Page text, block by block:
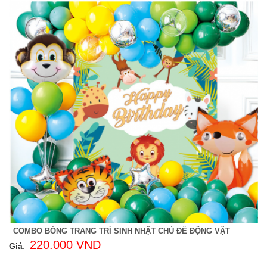
COMBO BÓNG TRANG TRÍ SINH NHẬT CHỦ ĐỀ ĐỘNG VẬT
Giá: 220.000 VND